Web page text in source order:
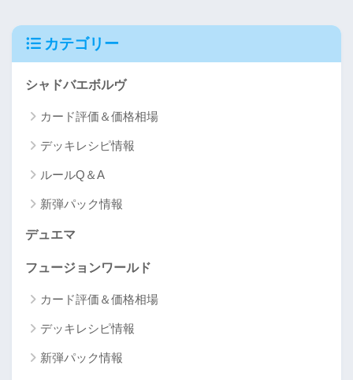
カテゴリー
シャドバエボルヴ
カード評価＆価格相場
デッキレシピ情報
ルールQ＆A
新弾パック情報
デュエマ
フュージョンワールド
カード評価＆価格相場
デッキレシピ情報
新弾パック情報